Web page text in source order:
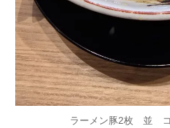
ラーメン豚2枚 並 コ